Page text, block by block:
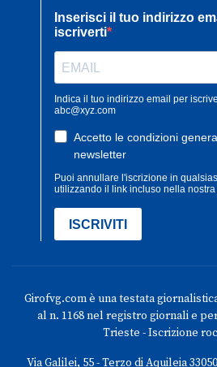
Girofvg.com è una testata
al n. 1168 nel registro giornali e
Trieste - Iscrizione roc
Via Galilei, 55 - Terzo di Aquileia